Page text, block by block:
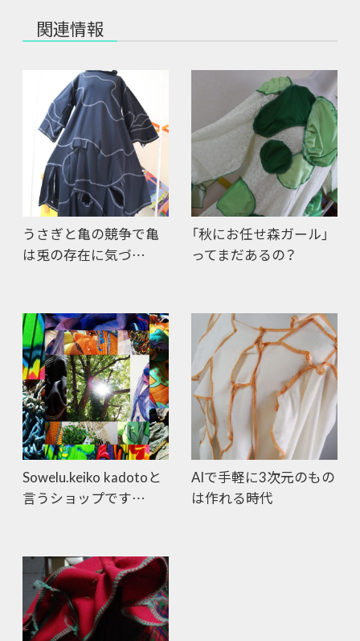
関連情報
うさぎと亀の競争で亀
は兎の存在に気づ…
「秋にお任せ森ガール」
ってまだあるの？
Sowelu.keiko kadotoと
言うショップです…
AIで手軽に3次元のもの
は作れる時代